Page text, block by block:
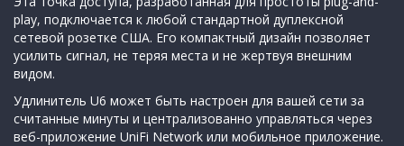
play, подключается к любой стандартной дуплексной
сетевой розетке США. Его компактный дизайн позволяет
усилить сигнал, не теряя места и не жертвуя внешним
видом.
Удлинитель U6 может быть настроен для вашей сети за
считанные минуты и централизованно управляться через
веб-приложение UniFi Network или мобильное приложение.